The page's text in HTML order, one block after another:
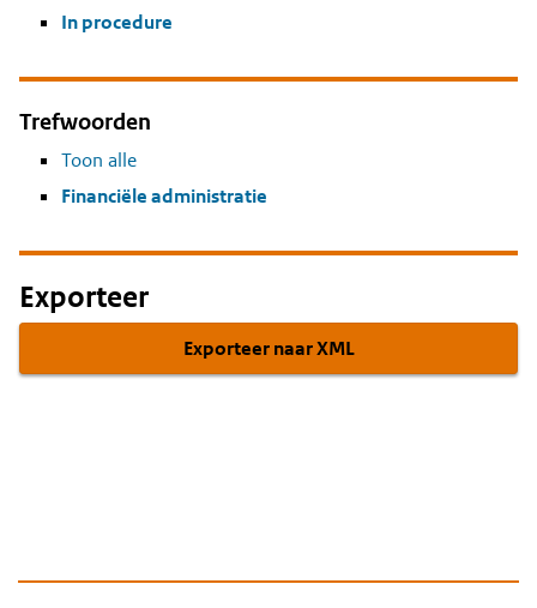
In procedure
Trefwoorden
Toon alle
Financiële administratie
Exporteer
Exporteer naar XML